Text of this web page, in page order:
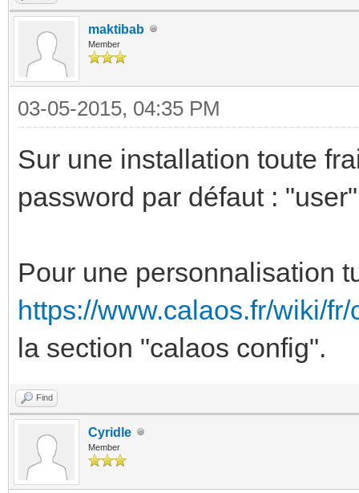
maktibab
Member
03-05-2015, 04:35 PM
Sur une installation toute
password par défaut :
Pour une personnalisation
https://www.calaos.fr/wiki/
la section "calaos config".
Find
Cyridle
Member